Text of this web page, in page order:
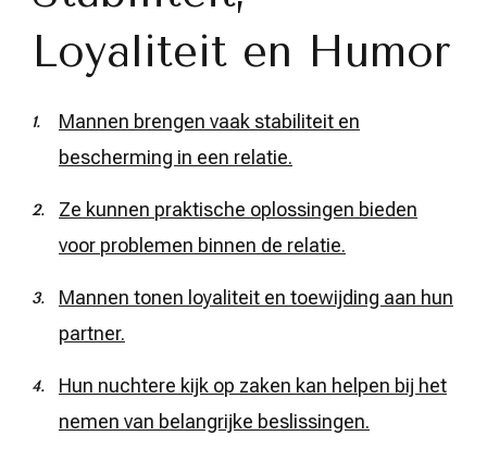
Loyaliteit en Humor
Mannen brengen vaak stabiliteit en
bescherming in een relatie.
Ze kunnen praktische oplossingen bieden
voor problemen binnen de relatie.
Mannen tonen loyaliteit en toewijding aan hun
partner.
Hun nuchtere kijk op zaken kan helpen bij het
nemen van belangrijke beslissingen.